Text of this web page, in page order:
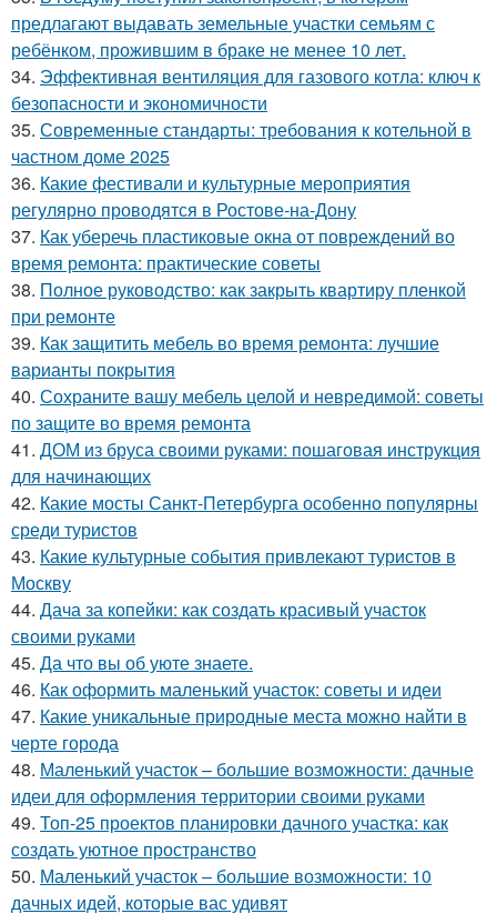
предлагают выдавать земельные участки семьям с
ребёнком, прожившим в браке не менее 10 лет.
34. Эффективная вентиляция для газового котла: ключ к
безопасности и экономичности
35. Современные стандарты: требования к котельной в
частном доме 2025
36. Какие фестивали и культурные мероприятия
регулярно проводятся в Ростове-на-Дону
37. Как уберечь пластиковые окна от повреждений во
время ремонта: практические советы
38. Полное руководство: как закрыть квартиру пленкой
при ремонте
39. Как защитить мебель во время ремонта: лучшие
варианты покрытия
40. Сохраните вашу мебель целой и невредимой: советы
по защите во время ремонта
41. ДОМ из бруса своими руками: пошаговая инструкция
для начинающих
42. Какие мосты Санкт-Петербурга особенно популярны
среди туристов
43. Какие культурные события привлекают туристов в
Москву
44. Дача за копейки: как создать красивый участок
своими руками
45. Да что вы об уюте знаете.
46. Как оформить маленький участок: советы и идеи
47. Какие уникальные природные места можно найти в
черте города
48. Маленький участок – большие возможности: дачные
идеи для оформления территории своими руками
49. Топ-25 проектов планировки дачного участка: как
создать уютное пространство
50. Маленький участок – большие возможности: 10
дачных идей, которые вас удивят